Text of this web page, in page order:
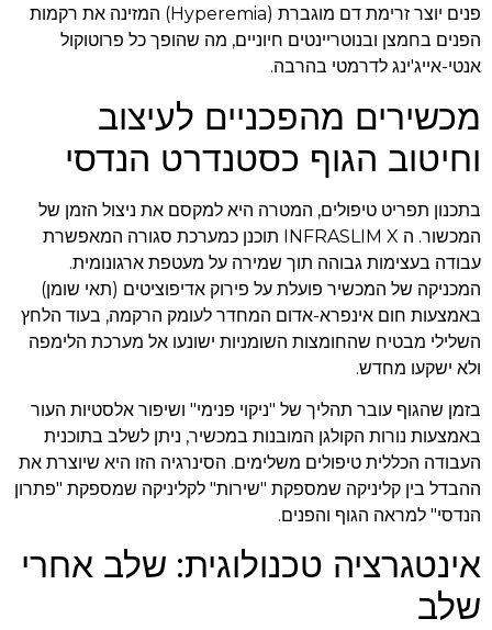
פנים יוצר זרימת דם מוגברת (Hyperemia) המזינה את רקמות
הפנים בחמצן ובנוטריינטים חיוניים, מה שהופך כל פרוטוקול
אנטי-אייג'ינג לדרמטי בהרבה.
מכשירים מהפכניים לעיצוב
וחיטוב הגוף כסטנדרט הנדסי
בתכנון תפריט טיפולים, המטרה היא למקסם את ניצול הזמן של
המכשור. ה INFRASLIM X תוכנן כמערכת סגורה המאפשרת
עבודה בעצימות גבוהה תוך שמירה על מעטפת ארגונומית.
המכניקה של המכשיר פועלת על פירוק אדיפוציטים (תאי שומן)
באמצעות חום אינפרא-אדום המחדר לעומק הרקמה, בעוד הלחץ
השלילי מבטיח שהחומצות השומניות ישונעו אל מערכת הלימפה
ולא ישקעו מחדש.
בזמן שהגוף עובר תהליך של "ניקוי פנימי" ושיפור אלסטיות העור
באמצעות נורות הקולגן המובנות במכשיר, ניתן לשלב בתוכנית
העבודה הכללית טיפולים משלימים. הסינרגיה הזו היא שיוצרת את
ההבדל בין קליניקה שמספקת "שירות" לקליניקה שמספקת "פתרון
הנדסי" למראה הגוף והפנים.
אינטגרציה טכנולוגית: שלב אחרי
שלב